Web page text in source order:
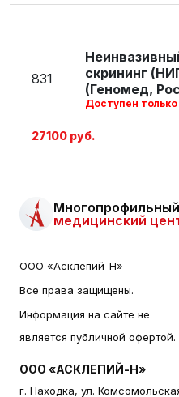
831
скрининг
(Геномед,
Доступен только
27100 руб.
Многопрофильный
медицинский
ООО «Асклепий-Н»
Все права защищены.
Информация на сайте не
является публичной офертой.
ООО «АСКЛЕПИЙ-Н»
г. Находка, ул.